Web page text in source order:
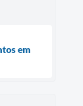
em